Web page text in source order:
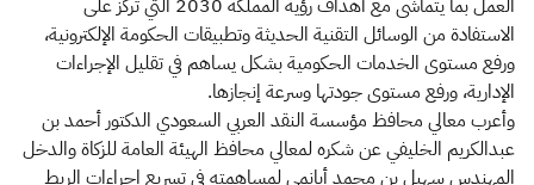
العمل بما يتماشى مع أهداف رؤية المملكة 2030 التي تركز على
الاستفادة من الوسائل التقنية الحديثة وتطبيقات الحكومة الإلكترونية،
ورفع مستوى الخدمات الحكومية بشكل يساهم في تقليل الإجراءات
الإدارية، ورفع مستوى جودتها وسرعة إنجازها.
وأعرب معالي محافظ مؤسسة النقد العربي السعودي الدكتور أحمد بن
عبدالكريم الخليفي عن شكره لمعالي محافظ الهيئة العامة للزكاة والدخل
المهندس سهيل بن محمد أبانمي لمساهمته في تسريع إجراءات الربط